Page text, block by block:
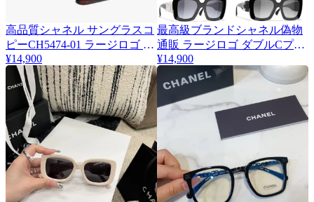
高品質シャネル サングラスコ
ピーCH5474-01 ラージロゴ ダ
ブルCプラス レザーデザイン
¥14,900
★厳選
最高級ブランドシャネル偽物
通販 ラージロゴ ダブルCプラ
ス レザーデザイン CH5474
¥14,900